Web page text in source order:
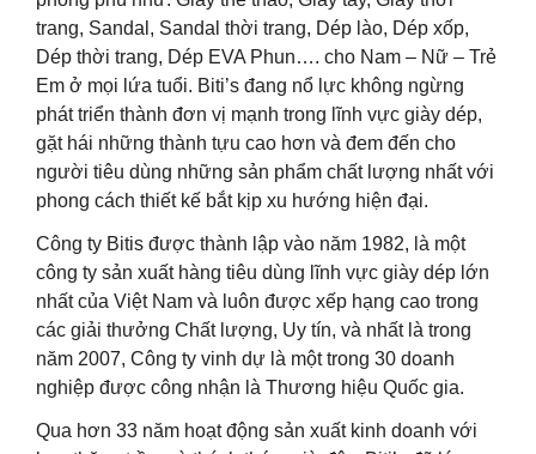
trang, Sandal, Sandal thời trang, Dép lào, Dép xốp,
Dép thời trang, Dép EVA Phun…. cho Nam – Nữ – Trẻ
Em ở mọi lứa tuổi. Biti’s đang nổ lực không ngừng
phát triển thành đơn vị mạnh trong lĩnh vực giày dép,
gặt hái những thành tựu cao hơn và đem đến cho
người tiêu dùng những sản phẩm chất lượng nhất với
phong cách thiết kế bắt kịp xu hướng hiện đại.
Công ty Bitis được thành lập vào năm 1982, là một
công ty sản xuất hàng tiêu dùng lĩnh vực giày dép lớn
nhất của Việt Nam và luôn được xếp hạng cao trong
các giải thưởng Chất lượng, Uy tín, và nhất là trong
năm 2007, Công ty vinh dự là một trong 30 doanh
nghiệp được công nhận là Thương hiệu Quốc gia.
Qua hơn 33 năm hoạt động sản xuất kinh doanh với